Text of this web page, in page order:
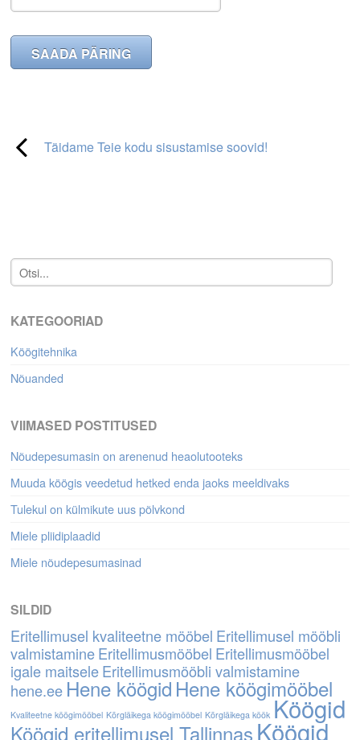
Täidame Teie kodu sisustamise soovid!
KATEGOORIAD
Köögitehnika
Nõuanded
VIIMASED POSTITUSED
Nõudepesumasin on arenenud heaolutooteks
Muuda köögis veedetud hetked enda jaoks meeldivaks
Tulekul on külmikute uus põlvkond
Miele pliidiplaadid
Miele nõudepesumasinad
SILDID
Eritellimusel kvaliteetne mööbel Eritellimusel mööbli
valmistamineEritellimusmööbel Eritellimusmööbel
igale maitseleEritellimusmööbli valmistamine
hene.ee Hene köögid Hene köögimööbel
Kvaliteetne köögimööbel Kõrgläikega köögimööbel Kõrgläikega köök Köögid
Köögid eritellimusel Tallinnas Köögid